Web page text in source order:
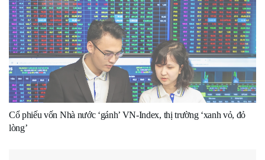
Cổ phiếu vốn Nhà nước ‘gánh’ VN-Index, thị trường ‘xanh vỏ, đỏ
lòng’